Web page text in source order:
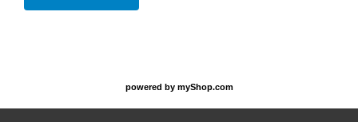
powered by myShop.com